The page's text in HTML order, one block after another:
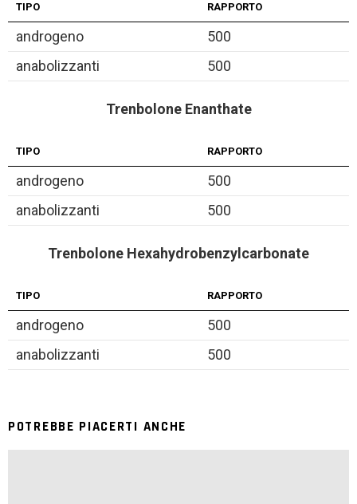
TIPO RAPPORTO
androgeno
500
anabolizzanti
500
Trenbolone Enanthate
TIPO RAPPORTO
androgeno
500
anabolizzanti
500
Trenbolone Hexahydrobenzylcarbonate
TIPO RAPPORTO
androgeno
500
anabolizzanti
500
POTREBBE PIACERTI ANCHE